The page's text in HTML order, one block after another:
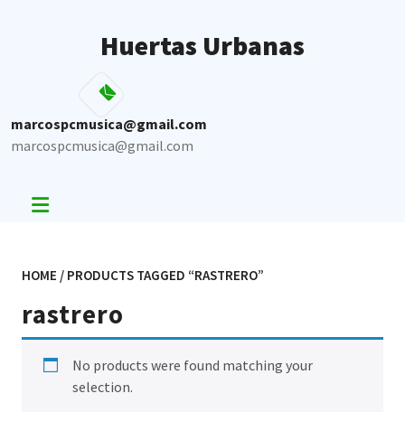
Huertas Urbanas
marcospcmusica@gmail.com
marcospcmusica@gmail.com
HOME / PRODUCTS TAGGED “RASTRERO”
rastrero
No products were found matching your
selection.